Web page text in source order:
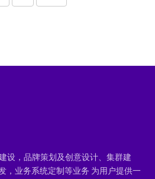
设，品牌策划及创意设计、集群建
，业务系统定制等业务 为用户提供一